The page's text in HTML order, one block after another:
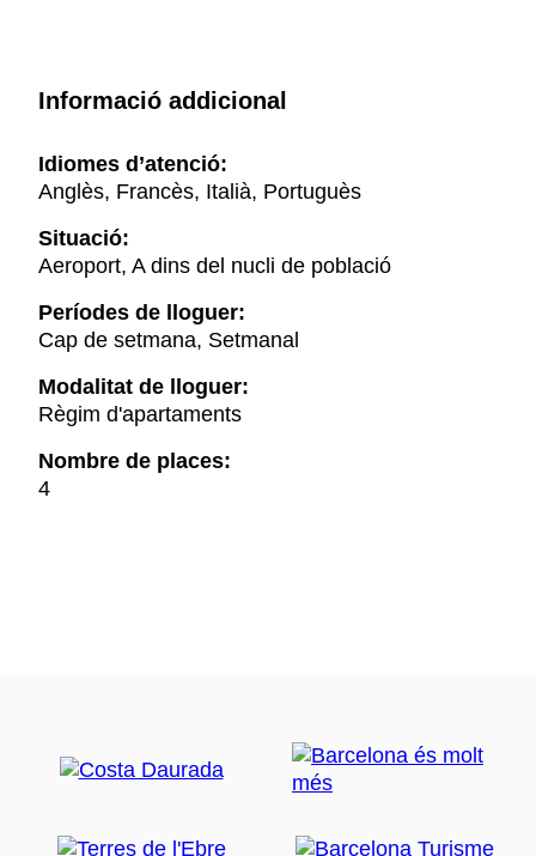
Informació addicional
Idiomes d’atenció:
Anglès, Francès, Italià, Portuguès
Situació:
Aeroport, A dins del nucli de població
Períodes de lloguer:
Cap de setmana, Setmanal
Modalitat de lloguer:
Règim d'apartaments
Nombre de places:
4